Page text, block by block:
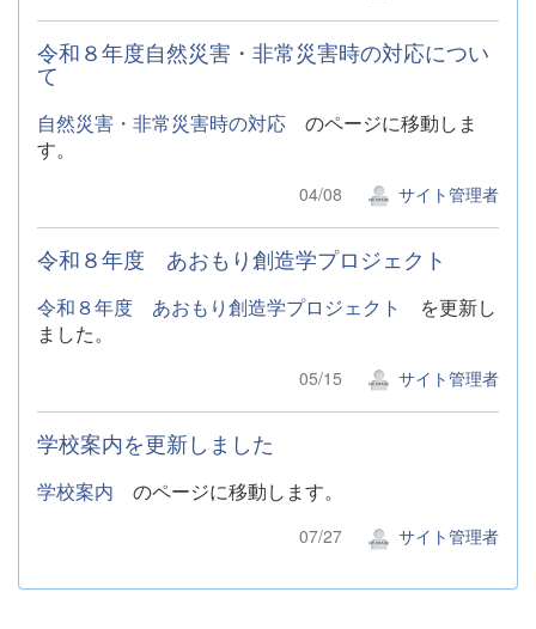
令和８年度自然災害・非常災害時の対応につい
て
自然災害・非常災害時の対応 のページに移動しま
す。
04/08 サイト管理者
令和８年度 あおもり創造学プロジェクト
令和８年度 あおもり創造学プロジェクト
を更新し
ました。
05/15 サイト管理者
学校案内を更新しました
学校案内 のページに移動します。
07/27 サイト管理者